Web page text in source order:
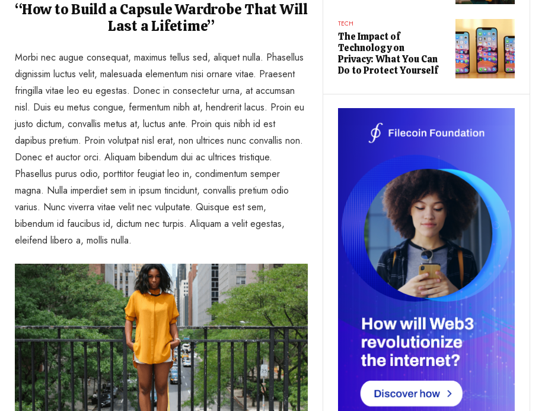
“How to Build a Capsule Wardrobe That Will
Last a Lifetime”
Morbi nec augue consequat, maximus tellus sed, aliquet nulla. Phasellus
dignissim luctus velit, malesuada elementum nisi ornare vitae. Praesent
fringilla vitae leo eu egestas. Donec in consectetur urna, at accumsan
nisl. Duis eu metus congue, fermentum nibh at, hendrerit lacus. Proin eu
justo dictum, convallis metus at, luctus ante. Proin quis nibh id est
dapibus pretium. Proin volutpat nisl erat, non ultrices nunc convallis non.
Donec et auctor orci. Aliquam bibendum dui ac ultrices tristique.
Phasellus purus odio, porttitor feugiat leo in, condimentum semper
magna. Nulla imperdiet sem in ipsum tincidunt, convallis pretium odio
varius. Nunc viverra vitae velit nec vulputate. Quisque est sem,
bibendum id faucibus id, dictum nec turpis. Aliquam a velit egestas,
eleifend libero a, mollis nulla.
TECH
The Impact of
Technology on
Privacy: What You Can
Do to Protect Yourself